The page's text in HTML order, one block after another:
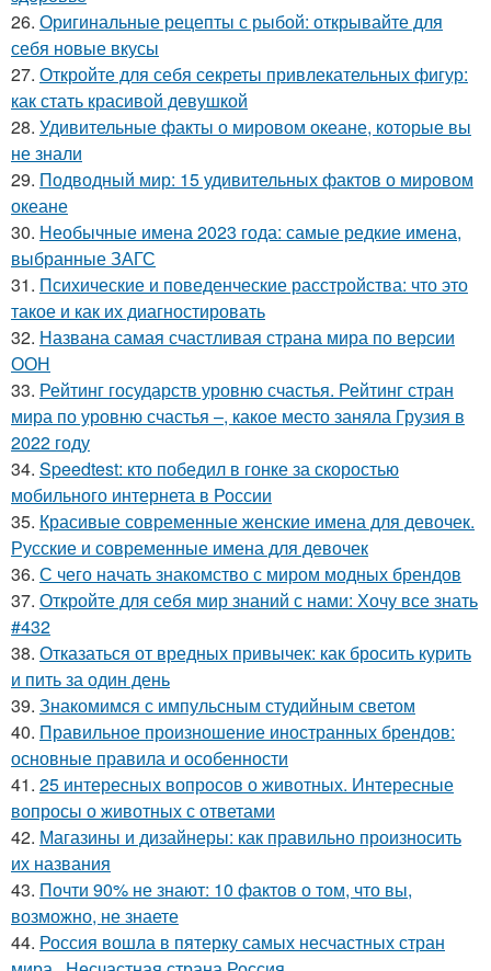
26. Оригинальные рецепты с рыбой: открывайте для
себя новые вкусы
27. Откройте для себя секреты привлекательных фигур:
как стать красивой девушкой
28. Удивительные факты о мировом океане, которые вы
не знали
29. Подводный мир: 15 удивительных фактов о мировом
океане
30. Необычные имена 2023 года: самые редкие имена,
выбранные ЗАГС
31. Психические и поведенческие расстройства: что это
такое и как их диагностировать
32. Названа самая счастливая страна мира по версии
ООН
33. Рейтинг государств уровню счастья. Рейтинг стран
мира по уровню счастья –, какое место заняла Грузия в
2022 году
34. Speedtest: кто победил в гонке за скоростью
мобильного интернета в России
35. Красивые современные женские имена для девочек.
Русские и современные имена для девочек
36. С чего начать знакомство с миром модных брендов
37. Откройте для себя мир знаний с нами: Хочу все знать
#432
38. Отказаться от вредных привычек: как бросить курить
и пить за один день
39. Знакомимся с импульсным студийным светом
40. Правильное произношение иностранных брендов:
основные правила и особенности
41. 25 интересных вопросов о животных. Интересные
вопросы о животных с ответами
42. Магазины и дизайнеры: как правильно произносить
их названия
43. Почти 90% не знают: 10 фактов о том, что вы,
возможно, не знаете
44. Россия вошла в пятерку самых несчастных стран